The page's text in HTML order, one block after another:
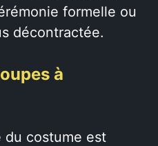
formelle ou
décontractée.
à
du costume est